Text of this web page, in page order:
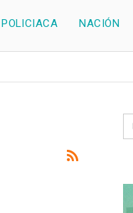
POLICIACA NACIÓN